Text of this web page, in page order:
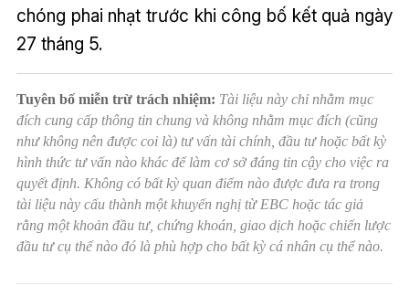
chóng phai nhạt trước khi công bố kết quả ngày
27 tháng 5.
Tuyên bố miễn trừ trách nhiệm: Tài liệu này chỉ nhằm mục
đích cung cấp thông tin chung và không nhằm mục đích (cũng
như không nên được coi là) tư vấn tài chính, đầu tư hoặc bất kỳ
hình thức tư vấn nào khác để làm cơ sở đáng tin cậy cho việc ra
quyết định. Không có bất kỳ quan điểm nào được đưa ra trong
tài liệu này cấu thành một khuyến nghị từ EBC hoặc tác giả
rằng một khoản đầu tư, chứng khoán, giao dịch hoặc chiến lược
đầu tư cụ thể nào đó là phù hợp cho bất kỳ cá nhân cụ thể nào.